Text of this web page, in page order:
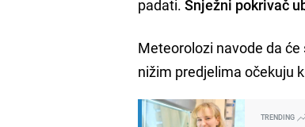
padati.Snježni pokrivač
Meteorolozi navode da
nižim predjelima očekuju
TRENDING